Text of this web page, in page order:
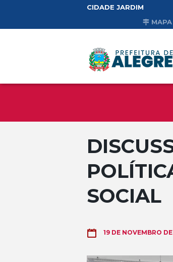
CIDADE JARDIM
MAPA
SOCIAL
19 DE NOVEMBRO